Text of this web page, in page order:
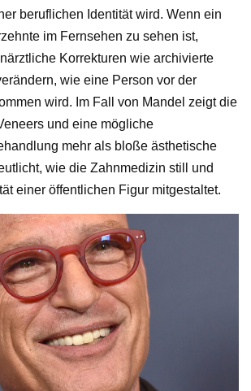
beruflichen Identität wird. Wenn ein
im Fernsehen zu sehen ist,
Korrekturen wie archivierte
wie eine Person vor der
wird. Im Fall von Mandel zeigt die
und eine mögliche
mehr als bloße ästhetische
wie die Zahnmedizin still und
einer öffentlichen Figur mitgestaltet.